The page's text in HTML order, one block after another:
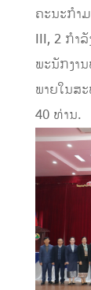
ຄະນະກໍາ
III, 2 ກໍາ
ພະນັກງາ
ພາຍໃນສ
40 ທ່ານ.